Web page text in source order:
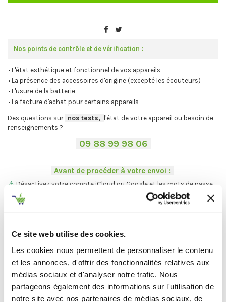
Ce site web utilise des cookies.
Les cookies nous permettent de personnaliser le contenu
et les annonces, d'offrir des fonctionnalités relatives aux
médias sociaux et d'analyser notre trafic. Nous
partageons également des informations sur l'utilisation de
notre site avec nos partenaires de médias sociaux, de
Nos points de contrôle et de vérification :
• L'état esthétique et fonctionnel de vos appareils
• La présence des accessoires d'origine (excepté les écouteurs)
• L'usure de la batterie
• La facture d'achat pour certains appareils
Des questions sur nos tests, l'état de votre appareil ou besoin de
renseignements ?
09 88 99 98 06-
Avant de procéder à votre envoi :-
⚠ Désactivez votre compte iCloud ou Google et les mots de passe.
C'est par ici
Et maintenant... ♫